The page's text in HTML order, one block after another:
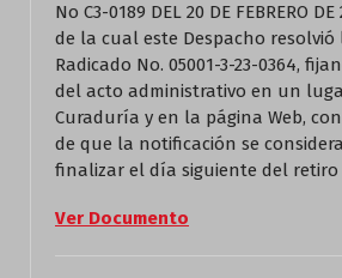
No C3-0189 DEL 20 DE FEBRERO
de la cual este Despacho
Radicado No. 05001-3-23-0364,
del acto administrativo en un
Curaduría y en la página Web,
de que la notificación se
finalizar el día siguiente del retiro
Ver Documento